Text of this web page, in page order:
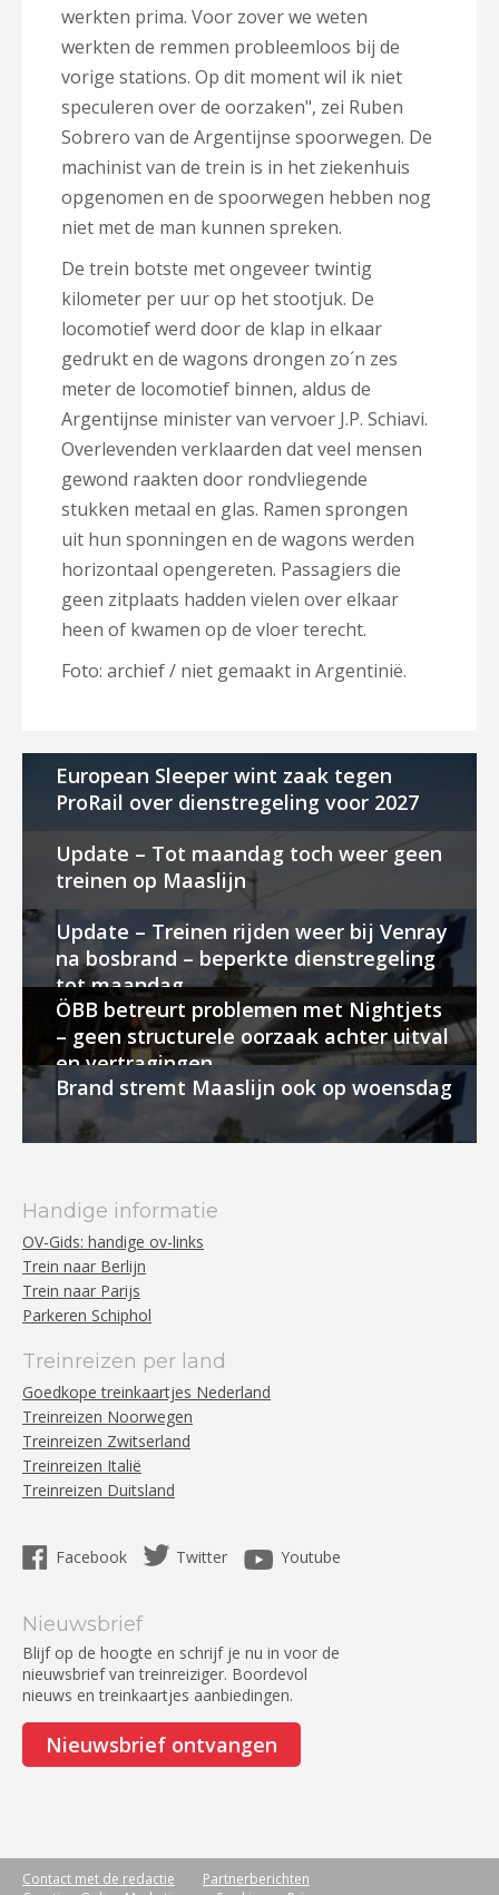
werkten prima. Voor zover we weten
werkten de remmen probleemloos bij de
vorige stations. Op dit moment wil ik niet
speculeren over de oorzaken", zei Ruben
Sobrero van de Argentijnse spoorwegen. De
machinist van de trein is in het ziekenhuis
opgenomen en de spoorwegen hebben nog
niet met de man kunnen spreken.
De trein botste met ongeveer twintig
kilometer per uur op het stootjuk. De
locomotief werd door de klap in elkaar
gedrukt en de wagons drongen zo´n zes
meter de locomotief binnen, aldus de
Argentijnse minister van vervoer J.P. Schiavi.
Overlevenden verklaarden dat veel mensen
gewond raakten door rondvliegende
stukken metaal en glas. Ramen sprongen
uit hun sponningen en de wagons werden
horizontaal opengereten. Passagiers die
geen zitplaats hadden vielen over elkaar
heen of kwamen op de vloer terecht.
Foto: archief / niet gemaakt in Argentinië.
European Sleeper wint zaak tegen
ProRail over dienstregeling voor 2027
Update – Tot maandag toch weer geen
treinen op Maaslijn
Update – Treinen rijden weer bij Venray
na bosbrand – beperkte dienstregeling
tot maandag
ÖBB betreurt problemen met Nightjets
– geen structurele oorzaak achter uitval
en vertragingen
Brand stremt Maaslijn ook op woensdag
Handige informatie
OV-Gids: handige ov-links
Trein naar Berlijn
Trein naar Parijs
Parkeren Schiphol
Treinreizen per land
Goedkope treinkaartjes Nederland
Treinreizen Noorwegen
Treinreizen Zwitserland
Treinreizen Italië
Treinreizen Duitsland
Facebook Twitter Youtube
Nieuwsbrief
Blijf op de hoogte en schrijf je nu in voor de
nieuwsbrief van treinreiziger. Boordevol
nieuws en treinkaartjes aanbiedingen.
Nieuwsbrief ontvangen
Contact met de redactie
Partnerberichten